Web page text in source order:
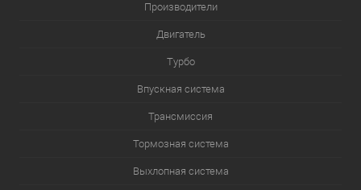
Производители
Двигатель
Турбо
Впускная система
Трансмиссия
Тормозная система
Выхлопная система